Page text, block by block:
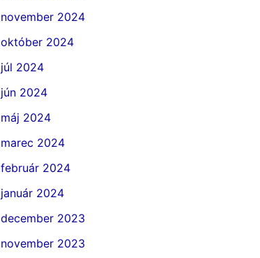
november 2024
október 2024
júl 2024
jún 2024
máj 2024
marec 2024
február 2024
január 2024
december 2023
november 2023